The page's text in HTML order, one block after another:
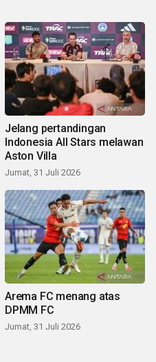
Jelang pertandingan
Indonesia All Stars melawan
Aston Villa
Jumat, 31 Juli 2026
Arema FC menang atas
DPMM FC
Jumat, 31 Juli 2026